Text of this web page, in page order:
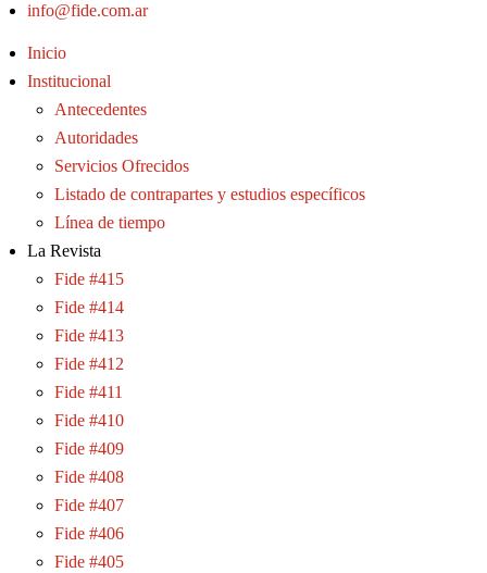
info@fide.com.ar
Inicio
Institucional
Antecedentes
Autoridades
Servicios Ofrecidos
Listado de contrapartes y estudios específicos
Línea de tiempo
La Revista
Fide #415
Fide #414
Fide #413
Fide #412
Fide #411
Fide #410
Fide #409
Fide #408
Fide #407
Fide #406
Fide #405